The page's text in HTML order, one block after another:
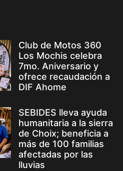
Club de Motos 360
Los Mochis celebra
7mo. Aniversario y
ofrece recaudación a
DIF Ahome
SEBIDES lleva ayuda
humanitaria a la sierra
de Choix; beneficia a
más de 100 familias
afectadas por las
lluvias